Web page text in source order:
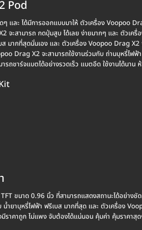
Pod
และ ได้มีการออกแบบมาให้ ตัวเครื่อง Voopoo
จะสามารถ กดปุ่มสูบ ได้เลย ง่ายมากๆ และ ตัวเค
ส มากที่สุดนั่นเอง และ ตัวเครื่อง Voopoo Drag
Drag X2 จะสามารถใช้งานร่วมกับ ถ่านบุหรี่ไฟฟ้
ถชาร์จแบตได้อย่างรวดเร็ว แบตอึด ใช้งานได้นาน
ขนาด 0.96 นิ้ว ที่สามารถแสดงสถานะได้อย่างชั
ำยาบุหรี่ไฟฟ้า ฟรีเบส มากที่สุด และ ตัวเครื่อง
ราคาถูก ไม่แพง จับต้องได้แน่นอน คุ้มค่า คุ้มราคาสุ